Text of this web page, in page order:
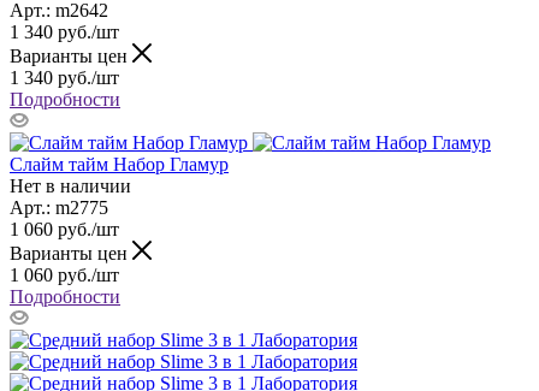
Арт.: m2642
1 340 руб./шт
Варианты цен
1 340 руб./шт
Подробности
Слайм тайм Набор Гламур
Нет в наличии
Арт.: m2775
1 060 руб./шт
Варианты цен
1 060 руб./шт
Подробности